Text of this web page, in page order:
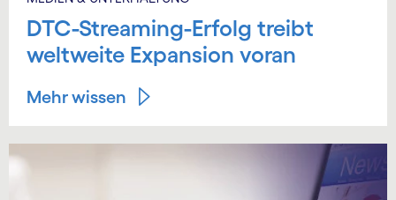
DTC-Streaming-Erfolg treibt
weltweite Expansion voran
Mehr wissen